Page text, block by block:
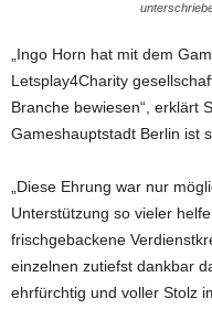
„Ingo Horn hat mit dem
Letsplay4Charity
Branche bewiesen“, erklärt
Gameshauptstadt Berlin ist
„Diese Ehrung war nur
Unterstützung so vieler
frischgebackene
einzelnen zutiefst dankbar
ehrfürchtig und voller Stolz